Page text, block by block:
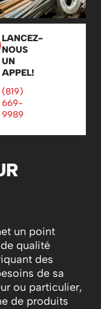
LANCEZ-
NOUS
UN
APPEL!
(819)
669-
9989
un point
qualité
des
de sa
ou particulier,
de produits